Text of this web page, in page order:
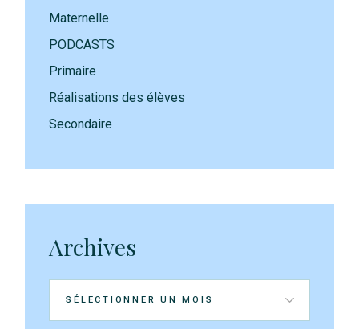
Maternelle
PODCASTS
Primaire
Réalisations des élèves
Secondaire
Archives
Archives